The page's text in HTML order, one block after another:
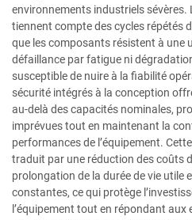
environnements industriels
tiennent compte des cycles répétés
que les composants résistent à une
défaillance par fatigue ni
susceptible de nuire à la fiabilité
sécurité intégrés à la conception
au-delà des capacités nominales,
imprévues tout en maintenant la
performances de l’équipement.
traduit par une réduction des coûts
prolongation de la durée de vie utile
constantes, ce qui protège
l’équipement tout en répondant